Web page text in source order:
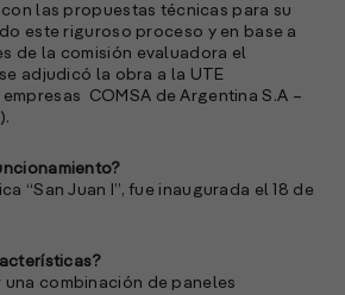
las propuestas técnicas para su
este riguroso proceso y en base a
de la comisión evaluadora el
adjudicó la obra a la UTE
COMSA de Argentina S.A –
“San Juan I”, fue inaugurada el 18 de
una combinación de paneles